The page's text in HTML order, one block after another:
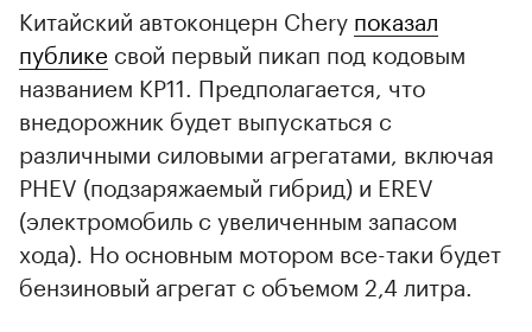
00:00 / 00:00
Китайский автоконцерн Chery показал
публике свой первый пикап под кодовым
названием KP11. Предполагается, что
внедорожник будет выпускаться с
различными силовыми агрегатами, включая
PHEV (подзаряжаемый гибрид) и EREV
(электромобиль с увеличенным запасом
хода). Но основным мотором все-таки будет
бензиновый агрегат с объемом 2,4 литра.